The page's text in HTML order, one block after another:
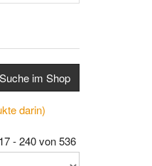
Suche im Shop
darin)
- 240 von 536